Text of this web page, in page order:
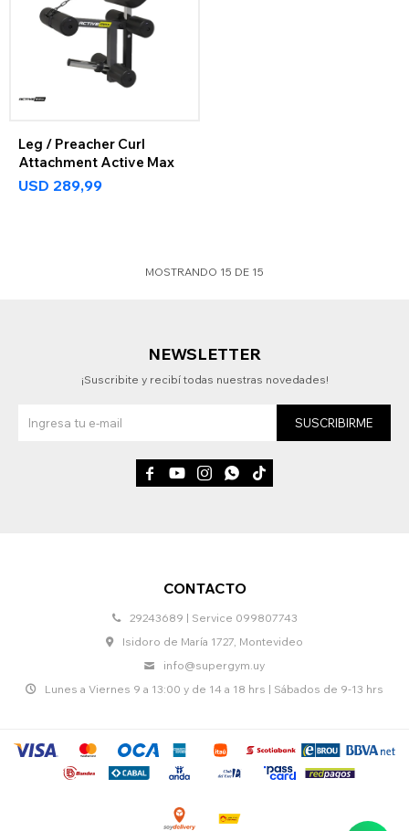
Leg / Preacher Curl
Attachment Active Max
USD 289,99
MOSTRANDO 15 DE 15
CONTACTO
29243689 | Service 099807743
Isidoro de María 1727, Montevideo
info@supergym.uy
Lunes a Viernes 9 a 13:00 y de 14 a 18 hrs | Sábados de 9-13 hrs
NEWSLETTER
¡Suscribite y recibí todas nuestras novedades!
SUSCRIBIRME
    